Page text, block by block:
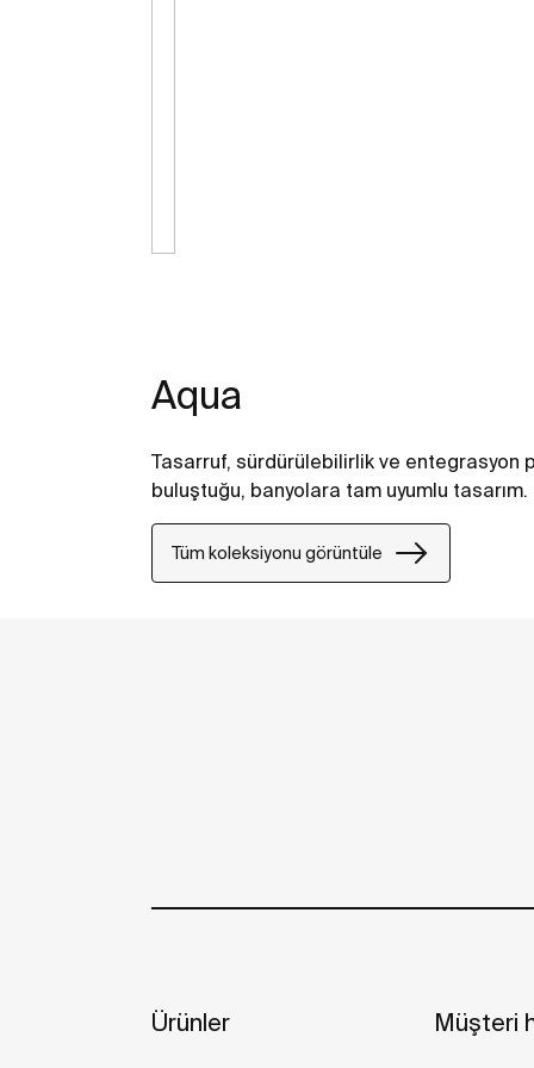
Aqua
Tasarruf, sürdürülebilirlik ve entegrasyon
buluştuğu, banyolara tam uyumlu tasarım.
Tüm koleksiyonu görüntüle
Ürünler Müşteri